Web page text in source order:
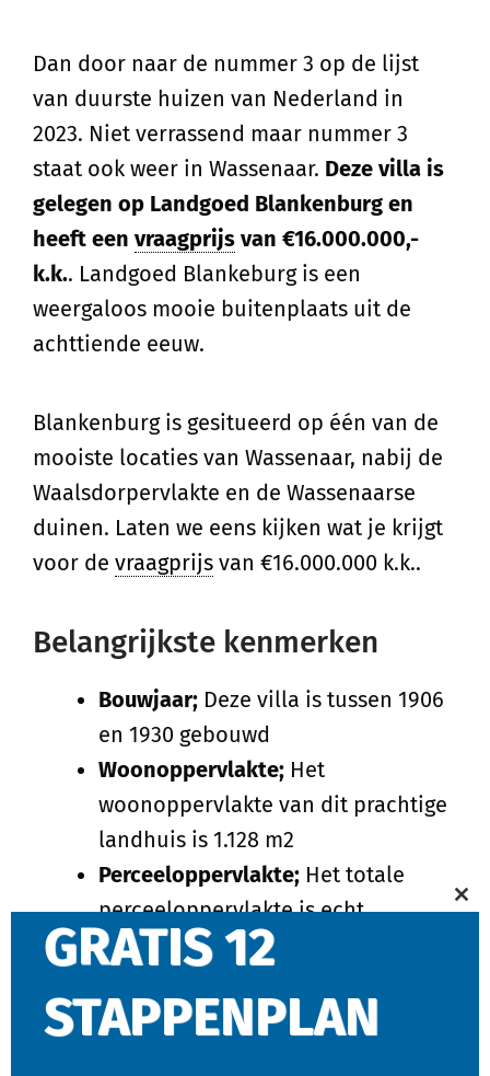
Dan door naar de nummer 3 op de lijst
van duurste huizen van Nederland in
2023. Niet verrassend maar nummer 3
staat ook weer in Wassenaar. Deze villa is
gelegen op Landgoed Blankenburg en
heeft een vraagprijs van €16.000.000,-
k.k.. Landgoed Blankeburg is een
weergaloos mooie buitenplaats uit de
achttiende eeuw.
Blankenburg is gesitueerd op één van de
mooiste locaties van Wassenaar, nabij de
Waalsdorpervlakte en de Wassenaarse
duinen. Laten we eens kijken wat je krijgt
voor de vraagprijs van €16.000.000 k.k..
Belangrijkste kenmerken
Bouwjaar; Deze villa is tussen 1906
en 1930 gebouwd
Woonoppervlakte; Het
woonoppervlakte van dit prachtige
landhuis is 1.128 m2
Perceeloppervlakte; Het totale
perceeloppervlakte is echt
gigantisch met een dikke 41.000m2
€16.000.000 k.k. en met een
GRATIS 12
STAPPENPLAN